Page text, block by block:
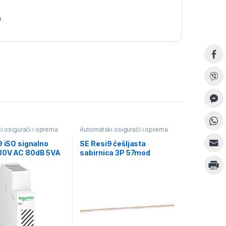
osigurači i oprema
iSO signalno
AC 80dB 5VA
Automatski osigurači i oprema
SE Resi9 češljasta
sabirnica 3P 57mod